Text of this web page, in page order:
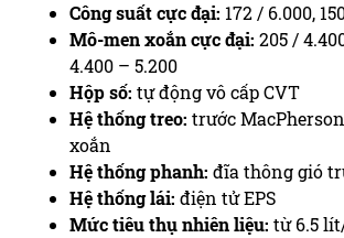
Công suất cực đại: 172 / 6.000,
Mô-men xoắn cực đại: 205 /
4.400 – 5.200
Hộp số: tự động vô cấp CVT
Hệ thống treo: trước
xoắn
Hệ thống phanh: đĩa thông gió
Hệ thống lái: điện tử EPS
Mức tiêu thụ nhiên liệu: từ 6.5